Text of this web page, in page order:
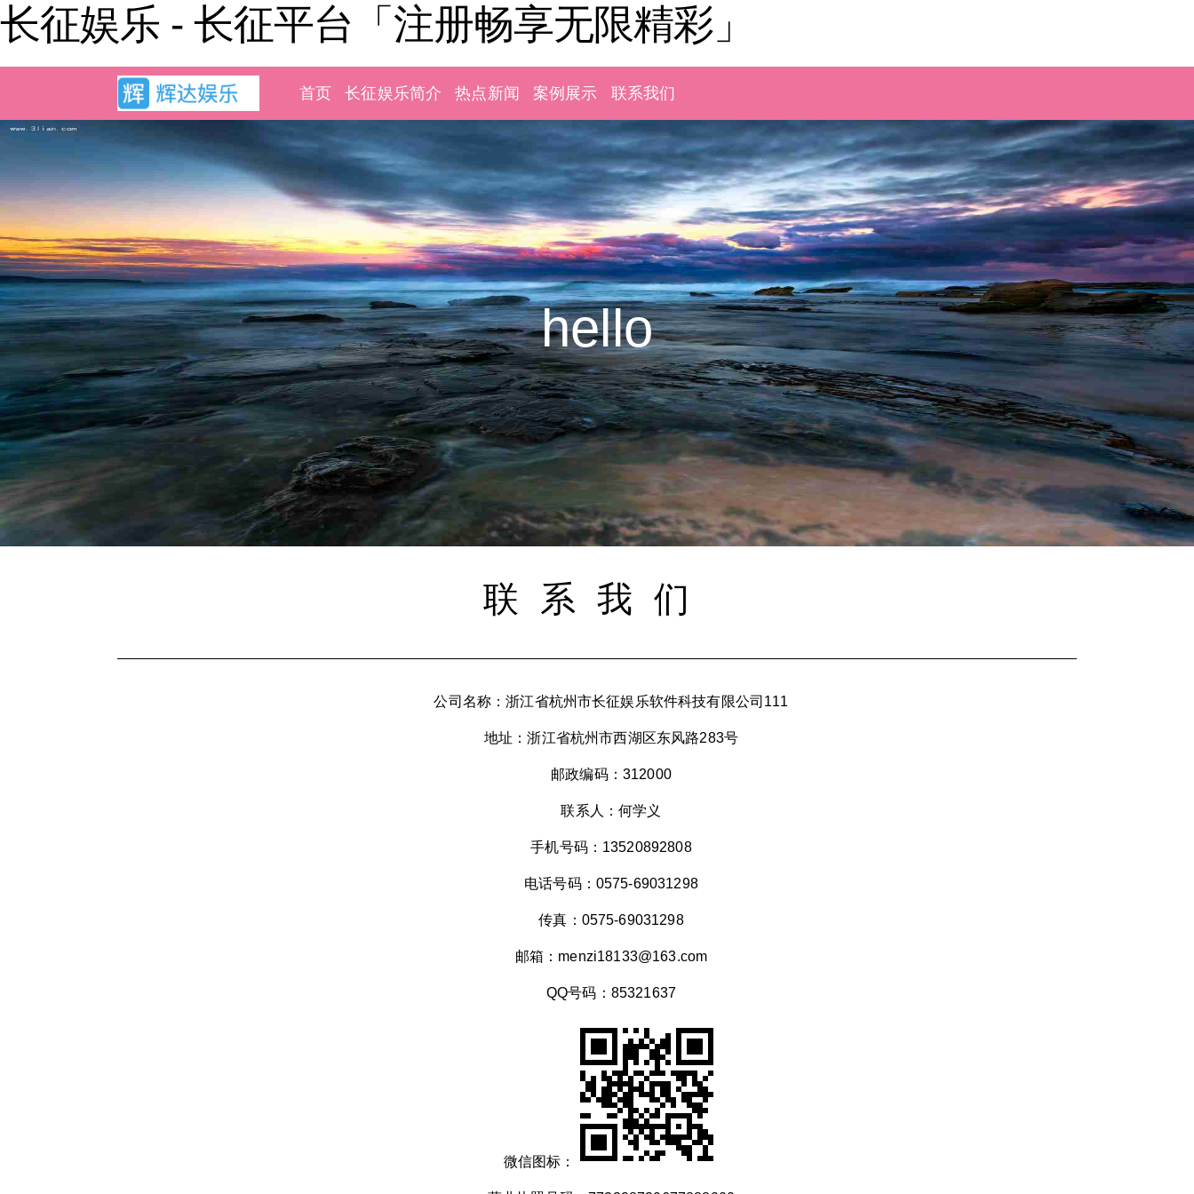
长征娱乐 - 长征平台「注册畅享无限精彩」
首页 长征娱乐简介 热点新闻 案例展示 联系我们
hello
联系我们
公司名称：浙江省杭州市长征娱乐软件科技有限公司111
地址：浙江省杭州市西湖区东风路283号
邮政编码：312000
联系人：何学义
手机号码：13520892808
电话号码：0575-69031298
传真：0575-69031298
邮箱：menzi18133@163.com
QQ号码：85321637
微信图标：